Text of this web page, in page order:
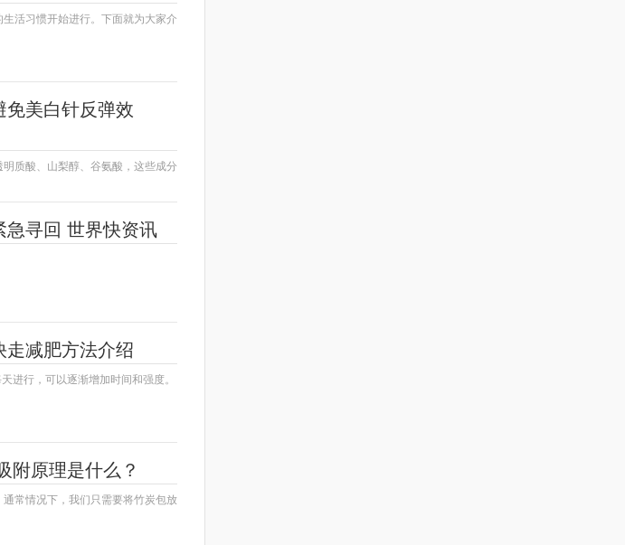
活习惯开始进行。下面就为大家介
免美白针反弹效
质酸、山梨醇、谷氨酸，这些成分
急寻回 世界快资讯
走减肥方法介绍
进行，可以逐渐增加时间和强度。
附原理是什么？
常情况下，我们只需要将竹炭包放